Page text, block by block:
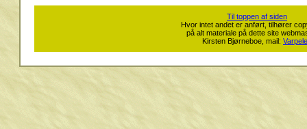
Til toppen af siden
Hvor intet andet er anført, tilhører
på alt materiale på dette site
Kirsten Bjørneboe, mail: